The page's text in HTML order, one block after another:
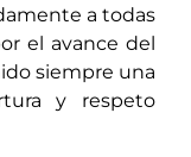
a todas
el avance del
siempre una
y respeto